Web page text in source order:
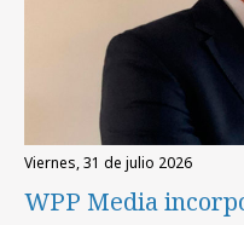
viernes, 31 de julio 2026
WPP Media